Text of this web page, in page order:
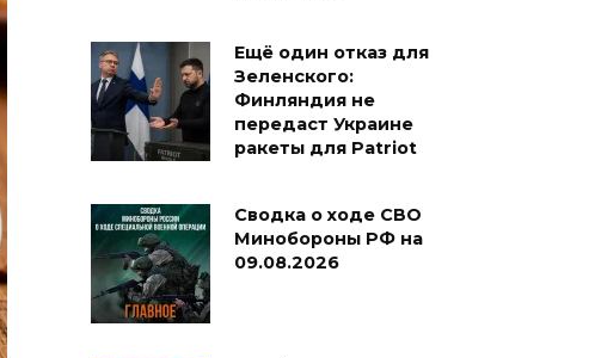
Ещё один отказ для
Зеленского:
Финляндия не
передаст Украине
ракеты для Patriot
Сводка о ходе СВО
Минобороны РФ на
09.08.2026